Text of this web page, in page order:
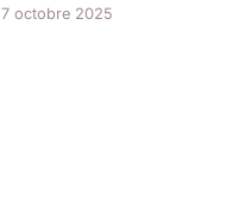
7 octobre 2025